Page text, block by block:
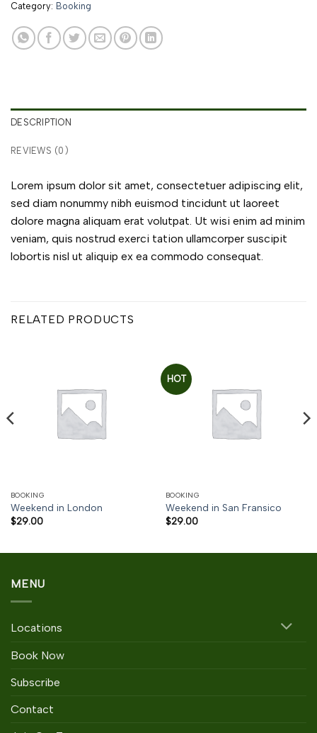
Category: Booking
DESCRIPTION
REVIEWS (0)
Lorem ipsum dolor sit amet, consectetuer adipiscing elit,
sed diam nonummy nibh euismod tincidunt ut laoreet
dolore magna aliquam erat volutpat. Ut wisi enim ad minim
veniam, quis nostrud exerci tation ullamcorper suscipit
lobortis nisl ut aliquip ex ea commodo consequat.
RELATED PRODUCTS
BOOKING
Weekend in London
$29.00
HOT
BOOKING
Weekend in San Fransico
$29.00
MENU
Locations
Book Now
Subscribe
Contact